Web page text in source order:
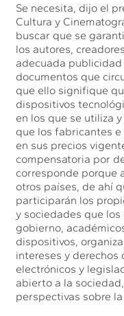
Se necesita, dijo el
Cultura y
buscar que se
los autores,
adecuada
documentos que
que ello signifique
dispositivos
en los que se utiliza
que los fabricantes
en sus precios
compensatoria por
corresponde porque
otros países, de ahí
participarán los
y sociedades que
gobierno,
dispositivos,
intereses y derechos
electrónicos y
abierto a la
perspectivas sobre